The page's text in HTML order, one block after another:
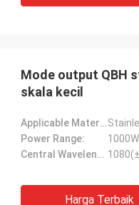
Mode output QBH
skala kecil
Applicable Materials:
Power Range:
Central Wavelength(nm):
Harga Terbaik